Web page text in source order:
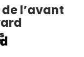
l’avant